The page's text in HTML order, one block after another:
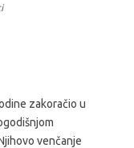
zakoračio u
venčanje